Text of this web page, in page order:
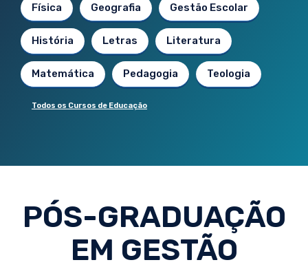
Física Geografia Gestão Escolar
História Letras Literatura
Matemática Pedagogia Teologia
Todos os Cursos de Educação
PÓS-GRADUAÇÃO
EM GESTÃO